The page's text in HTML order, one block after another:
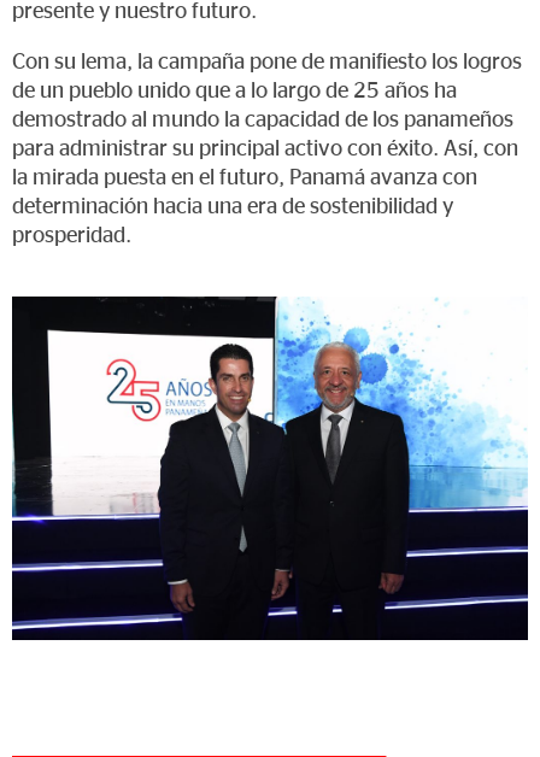
presente y nuestro futuro.
Con su lema, la campaña pone de manifiesto los logros
de un pueblo unido que a lo largo de 25 años ha
demostrado al mundo la capacidad de los panameños
para administrar su principal activo con éxito. Así, con
la mirada puesta en el futuro, Panamá avanza con
determinación hacia una era de sostenibilidad y
prosperidad.